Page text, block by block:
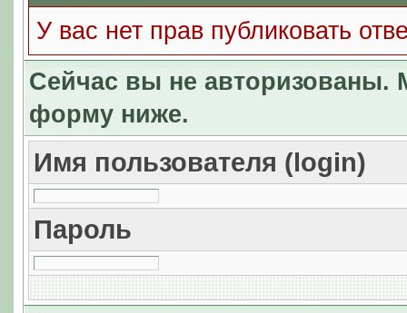
У вас нет прав публиковать
Сейчас вы не авторизованы.
форму ниже.
Имя пользователя (login)
Пароль